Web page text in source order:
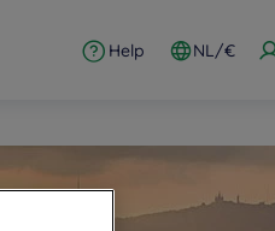
Help NL/€